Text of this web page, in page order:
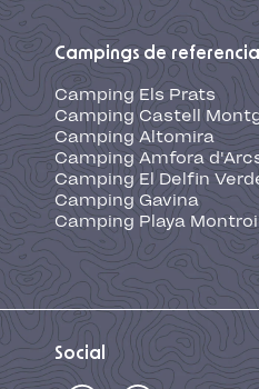
Campings de referencia
Camping Els Prats
Camping Castell
Camping Altomira
Camping Amfora
Camping El Delfin
Camping Gavina
Camping Playa
Social